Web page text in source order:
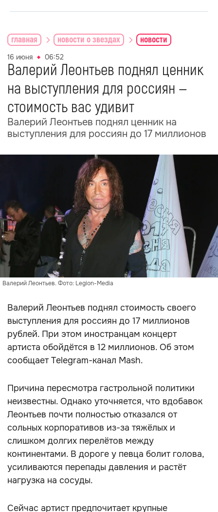
главная новости о звездах новости
16 июня 06:52
Валерий Леонтьев поднял ценник
на выступления для россиян —
стоимость вас удивит
Валерий Леонтьев поднял ценник на
выступления для россиян до 17 миллионов
Валерий Леонтьев. Фото: Legion-Media
Валерий Леонтьев поднял стоимость своего
выступления для россиян до 17 миллионов
рублей. При этом иностранцам концерт
артиста обойдётся в 12 миллионов. Об этом
сообщает Telegram-канал Mash.
Причина пересмотра гастрольной политики
неизвестны. Однако уточняется, что вдобавок
Леонтьев почти полностью отказался от
сольных корпоративов из-за тяжёлых и
слишком долгих перелётов между
континентами. В дороге у певца болит голова,
усиливаются перепады давления и растёт
нагрузка на сосуды.
Сейчас артист предпочитает крупные